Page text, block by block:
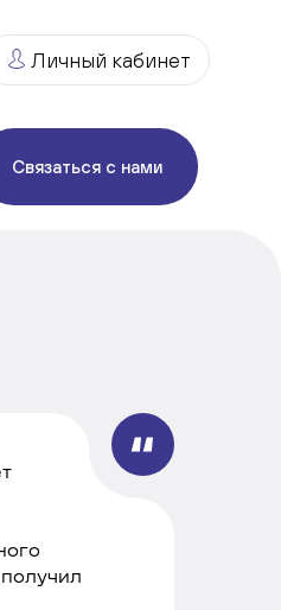
Личный кабинет
Связаться с нами